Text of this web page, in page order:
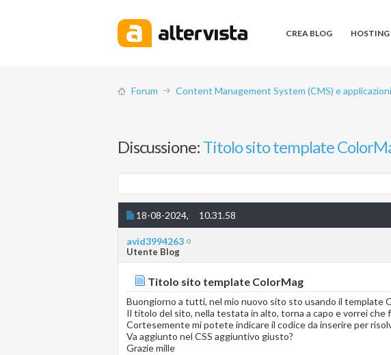
CREA BLOG HOSTING
Forum Content Management System (CMS) e applicazioni
Discussione: Titolo sito template
18-08-2024, 10.31.58
avid3994263
Utente Blog
Titolo sito template ColorMag
Buongiorno a tutti, nel mio nuovo sito sto usando il template
Il titolo del sito, nella testata in alto, torna a capo e vorrei
Cortesemente mi potete indicare il codice da inserire per
Va aggiunto nel CSS aggiuntivo giusto?
Grazie mille